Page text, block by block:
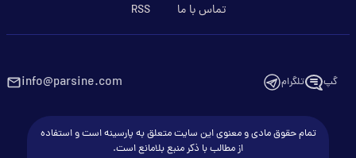
تماس با ما RSS
گپ تلگرام info@parsine.com
تمام حقوق مادی و معنوی این سایت متعلق به پارسینه است و استفاده
از مطالب با ذکر منبع بلامانع است.